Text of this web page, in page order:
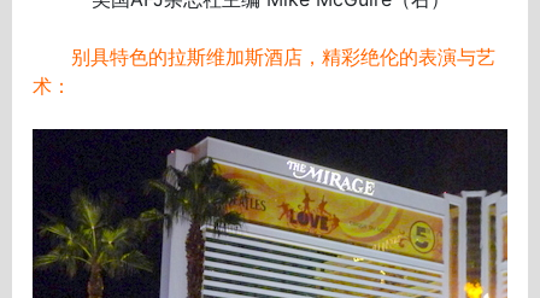
别具特色的拉斯维加斯酒店，精彩绝伦的表演与艺
术：